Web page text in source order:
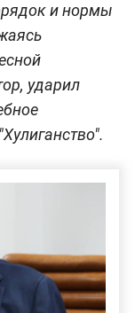
и нормы
ударил